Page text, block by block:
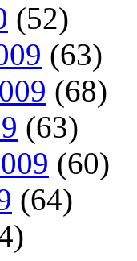
(52)
(63)
(68)
(63)
(60)
(64)